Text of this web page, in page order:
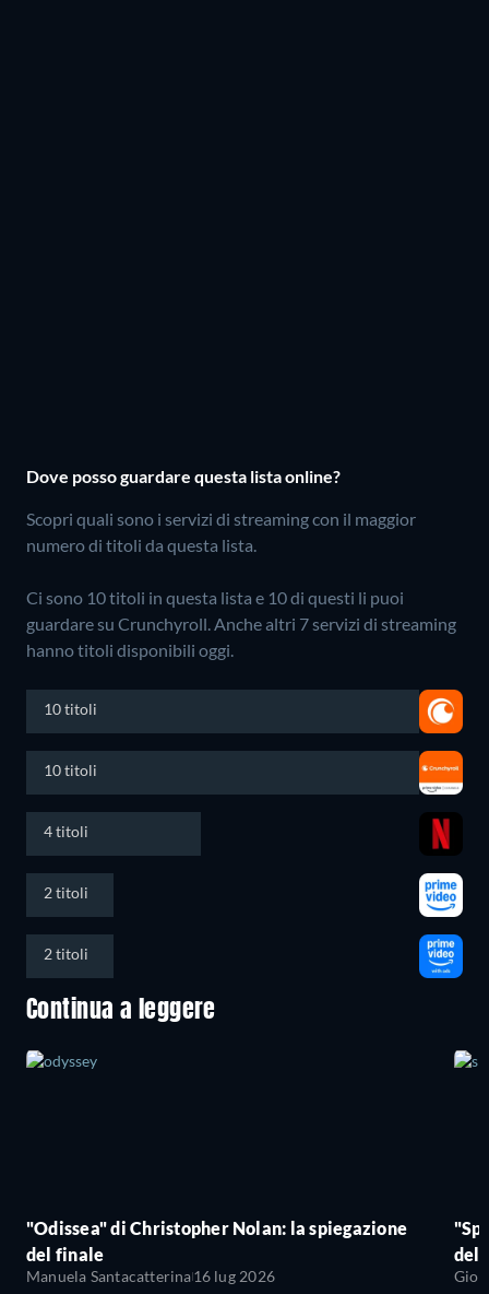
Dove posso guardare questa lista online?
Scopri quali sono i servizi di streaming con il maggior
numero di titoli da questa lista.
Ci sono 10 titoli in questa lista e 10 di questi li puoi
guardare su Crunchyroll.Anche altri 7 servizi di streaming
hanno titoli disponibili oggi.
10 titoli
10 titoli
4 titoli
2 titoli
2 titoli
Continua a leggere
"Odissea" di Christopher Nolan: la spiegazione
del finale
Manuela Santacatterina16 lug 2026
del